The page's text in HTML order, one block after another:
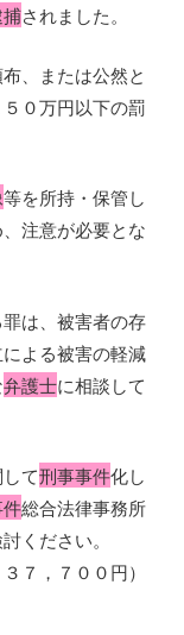
されました。
、または公然と
０万円以下の罰
等を所持・保管し
注意が必要とな
は、被害者の存
よる被害の軽減
弁護士に相談して
て刑事事件化し
総合法律事務所
ください。
７，７００円）